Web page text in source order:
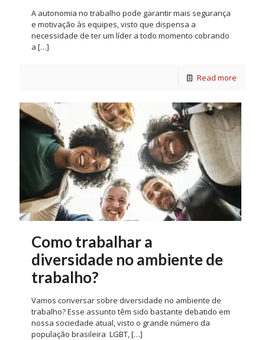
A autonomia no trabalho pode garantir mais segurança
e motivação às equipes, visto que dispensa a
necessidade de ter um líder a todo momento cobrando
a […]
Read more
Como trabalhar a
diversidade no ambiente de
trabalho?
Vamos conversar sobre diversidade no ambiente de
trabalho? Esse assunto têm sido bastante debatido em
nossa sociedade atual, visto o grande número da
população brasileira LGBT,[…]